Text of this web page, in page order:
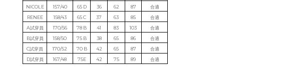
NICOLE
157/40 65 D 36 62 87
合適
RENEE
158/43 65 C 37 63 85
合適
A試穿員
170/56 78 B 41 83 103
合適
B試穿員
158/50 75 B 38 65 86
合適
C試穿員
170/52 70 B 42 65 87
合適
D試穿員
167/48 75E 42 75 89 合適